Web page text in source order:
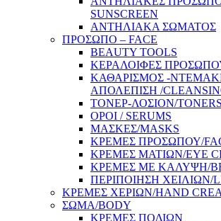
SUNSCREEN
ΑΝΤΗΛΙΑΚΑ ΣΩΜΑΤΟΣ
ΠΡΟΣΩΠΟ – FACE
BEAUTY TOOLS
ΚΕΡΑΛΟΙΦΕΣ
ΚΑΘΑΡΙΣΜΟΣ -
ΑΠΟΛΕΠΙΣΗ /
ΤΟΝΕΡ-ΛΟΣΙΟΝ/
ΟΡΟΙ / SERUMS
ΜΑΣΚΕΣ/MASKS
ΚΡΕΜΕΣ ΠΡΟΣΩΠΟΥ/
ΚΡΕΜΕΣ ΜΑΤΙΩΝ/EYE
ΚΡΕΜΕΣ ΜΕ ΚΑΛΥΨΗ/
ΠΕΡΙΠΟΙΗΣΗ ΧΕΙΛΙΩΝ/
ΚΡΕΜΕΣ ΧΕΡΙΩΝ/HAND
ΣΩΜΑ/BODY
ΚΡΕΜΕΣ ΠΟΔΙΩΝ